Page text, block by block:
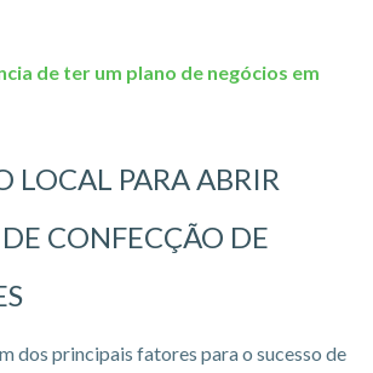
de ter um plano de negócios em
LOCAL PARA ABRIR
CONFECÇÃO DE
dos principais fatores para o sucesso de